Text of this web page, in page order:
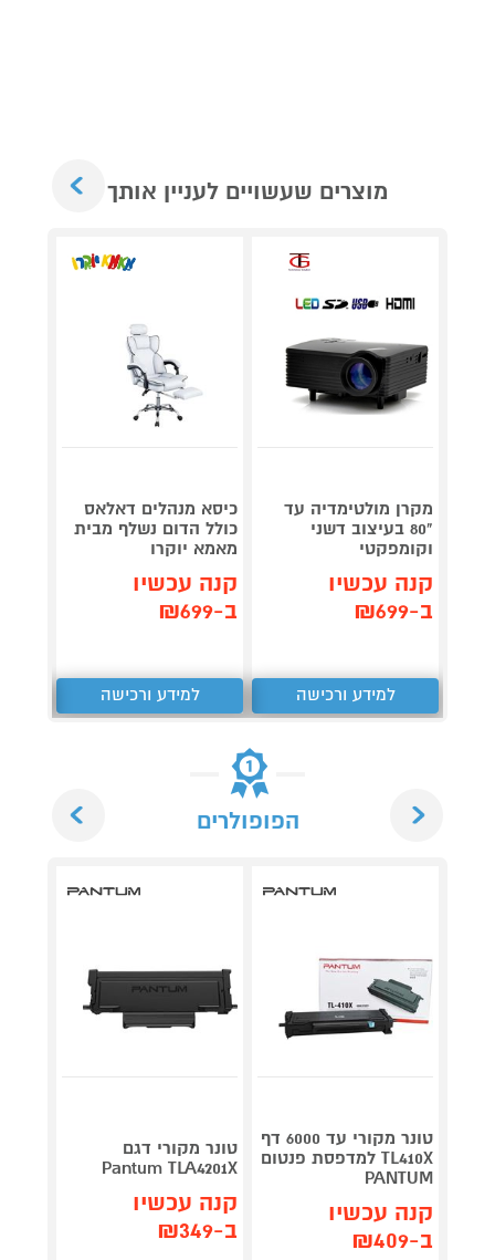
מוצרים שעשויים לעניין אותך
מקרן מולטימדיה עד
"80 בעיצוב דשני
וקומפקטי
קנה עכשיו
ב-₪699
למידע ורכישה
כיסא מנהלים דאלאס
כולל הדום נשלף מבית
מאמא יוקרו
קנה עכשיו
ב-₪699
למידע ורכישה
הפופולרים
טונר מקורי עד 6000 דף
TL410X למדפסת פנטום
PANTUM
קנה עכשיו
ב-₪409
טונר מקורי דגם
Pantum TLA4201X
קנה עכשיו
ב-₪349